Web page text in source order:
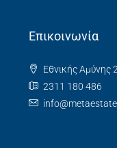
Επικοινωνία
Εθνικής Αμύνης
2311 180 486